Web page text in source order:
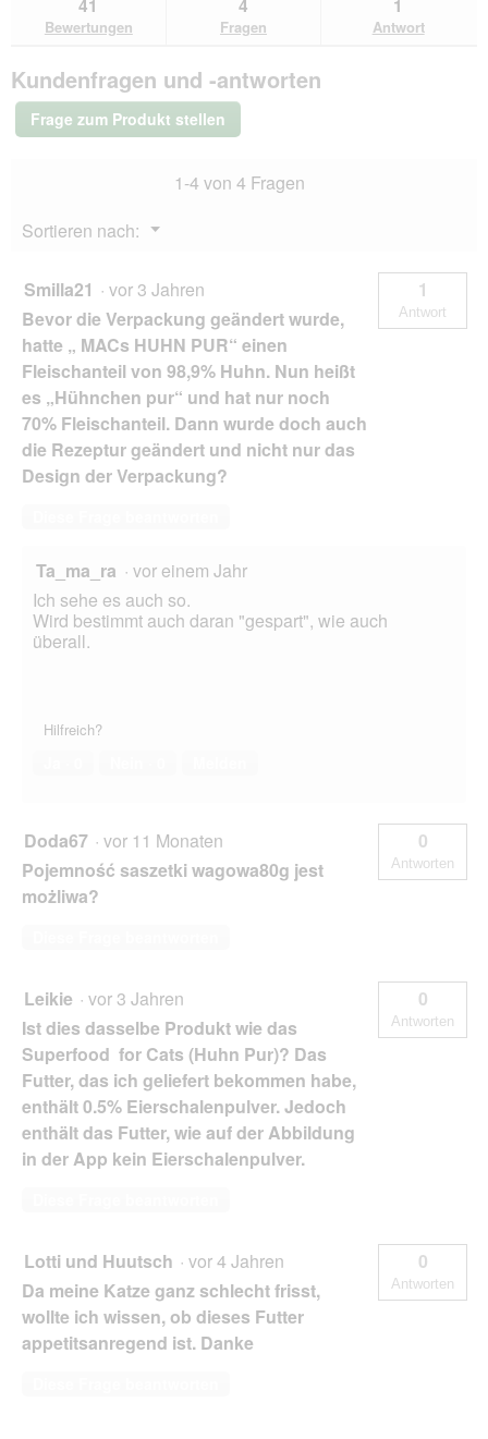
MAC's
Katze
Adult
und
Kalb
durchsuchen
Bewertungen Fragen Antwort
Kundenfragen und -antworten
Frage zum Produkt stellen
1-4 von 4 Fragen
Sortieren nach:
▼
Menü
Smilla21 · vor 3 Jahren
Bevor die Verpackung geändert wurde,
hatte „ MACs HUHN PUR“ einen
Fleischanteil von 98,9% Huhn. Nun heißt
es „Hühnchen pur“ und hat nur noch
70% Fleischanteil. Dann wurde doch auch
die Rezeptur geändert und nicht nur das
Design der Verpackung?
1
Antwort
Ta_ma_ra · vor einem Jahr
Ich sehe es auch so.
Wird bestimmt auch daran "gespart", wie auch
überall.
Hilfreich?
Doda67 · vor 11 Monaten
Pojemność saszetki wagowa80g jest
możliwa?
0
Antworten
Leikie · vor 3 Jahren
Ist dies dasselbe Produkt wie das
Superfood for Cats (Huhn Pur)? Das
Futter, das ich geliefert bekommen habe,
enthält 0.5% Eierschalenpulver. Jedoch
enthält das Futter, wie auf der Abbildung
in der App kein Eierschalenpulver.
0
Antworten
Lotti und Huutsch · vor 4 Jahren
Da meine Katze ganz schlecht frisst,
wollte ich wissen, ob dieses Futter
appetitsanregend ist. Danke
0
Antworten